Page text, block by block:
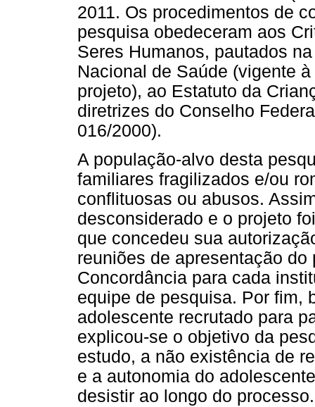
2011. Os procedimentos de
pesquisa obedeceram aos
Seres Humanos, pautados
Nacional de Saúde (vigente
projeto), ao Estatuto da
diretrizes do Conselho
016/2000).
A população-alvo desta
familiares fragilizados e/ou
conflituosas ou abusos.
desconsiderado e o projeto
que concedeu sua
reuniões de apresentação
Concordância para cada
equipe de pesquisa. Por fim,
adolescente recrutado para
explicou-se o objetivo da
estudo, a não existência de
e a autonomia do
desistir ao longo do processo.